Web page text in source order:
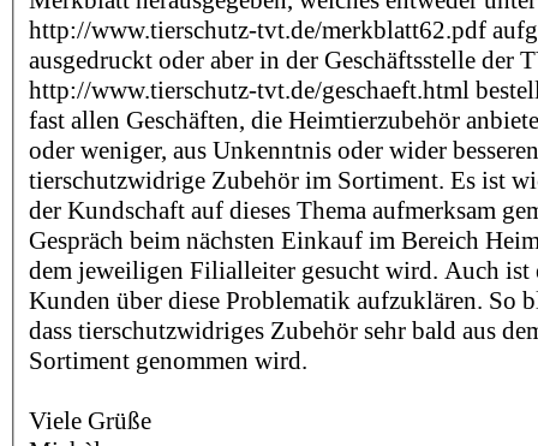
http://www.tierschutz-tvt.de/merkblatt62.pdf
ausgedruckt oder aber in der Geschäftsstelle der
http://www.tierschutz-tvt.de/geschaeft.html
fast allen Geschäften, die Heimtierzubehör
oder weniger, aus Unkenntnis oder wider
tierschutzwidrige Zubehör im Sortiment. Es ist
der Kundschaft auf dieses Thema aufmerksam
Gespräch beim nächsten Einkauf im Bereich
dem jeweiligen Filialleiter gesucht wird. Auch ist
Kunden über diese Problematik aufzuklären. So
dass tierschutzwidriges Zubehör sehr bald aus
Sortiment genommen wird.
Viele Grüße